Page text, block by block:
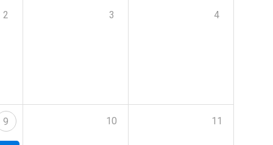
2 3 4
9 10 11